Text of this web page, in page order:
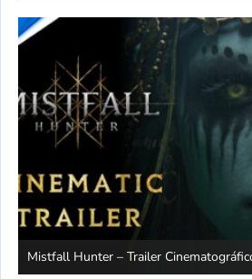
Mistfall Hunter – Trailer